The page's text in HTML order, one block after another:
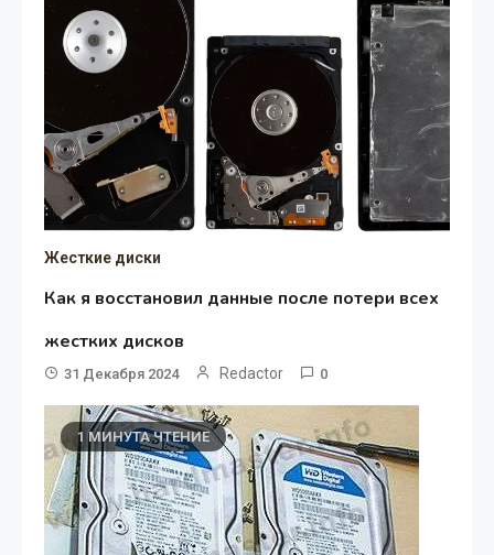
Жесткие диски
Как я восстановил данные после потери всех
жестких дисков
31 Декабря 2024 Redactor 0
1 МИНУТА ЧТЕНИЕ